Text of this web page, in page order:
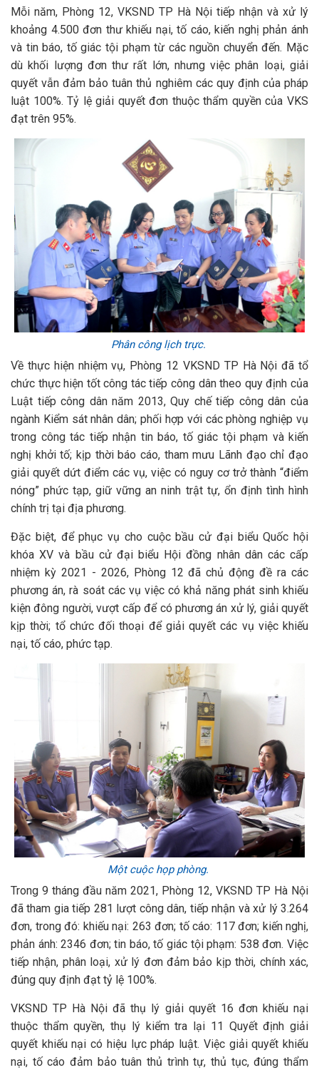
Mỗi năm, Phòng 12, VKSND TP Hà Nội tiếp nhận và xử lý
khoảng 4.500 đơn thư khiếu nại, tố cáo, kiến nghị phản ánh
và tin báo, tố giác tội phạm từ các nguồn chuyển đến. Mặc
dù khối lượng đơn thư rất lớn, nhưng việc phân loại, giải
quyết vẫn đảm bảo tuân thủ nghiêm các quy định của pháp
luật 100%. Tỷ lệ giải quyết đơn thuộc thẩm quyền của VKS
đạt trên 95%.
Phân công lịch trực.
Về thực hiện nhiệm vụ, Phòng 12 VKSND TP Hà Nội đã tổ
chức thực hiện tốt công tác tiếp công dân theo quy định của
Luật tiếp công dân năm 2013, Quy chế tiếp công dân của
ngành Kiểm sát nhân dân; phối hợp với các phòng nghiệp vụ
trong công tác tiếp nhận tin báo, tố giác tội phạm và kiến
nghị khởi tố; kịp thời báo cáo, tham mưu Lãnh đạo chỉ đạo
giải quyết dứt điểm các vụ, việc có nguy cơ trở thành “điểm
nóng” phức tạp, giữ vững an ninh trật tự, ổn định tình hình
chính trị tại địa phương.
Đặc biệt, để phục vụ cho cuộc bầu cử đại biểu Quốc hội
khóa XV và bầu cử đại biểu Hội đồng nhân dân các cấp
nhiệm kỳ 2021 - 2026, Phòng 12 đã chủ động đề ra các
phương án, rà soát các vụ việc có khả năng phát sinh khiếu
kiện đông người, vượt cấp để có phương án xử lý, giải quyết
kịp thời; tổ chức đối thoại để giải quyết các vụ việc khiếu
nại, tố cáo, phức tạp.
Một cuộc họp phòng.
Trong 9 tháng đầu năm 2021, Phòng 12, VKSND TP Hà Nội
đã tham gia tiếp 281 lượt công dân, tiếp nhận và xử lý 3.264
đơn, trong đó: khiếu nại: 263 đơn; tố cáo: 117 đơn; kiến nghị,
phản ánh: 2346 đơn; tin báo, tố giác tội phạm: 538 đơn. Việc
tiếp nhận, phân loại, xử lý đơn đảm bảo kịp thời, chính xác,
đúng quy định đạt tỷ lệ 100%.
VKSND TP Hà Nội đã thụ lý giải quyết 16 đơn khiếu nại
thuộc thẩm quyền, thụ lý kiểm tra lại 11 Quyết định giải
quyết khiếu nại có hiệu lực pháp luật. Việc giải quyết khiếu
nại, tố cáo đảm bảo tuân thủ trình tự, thủ tục, đúng thẩm